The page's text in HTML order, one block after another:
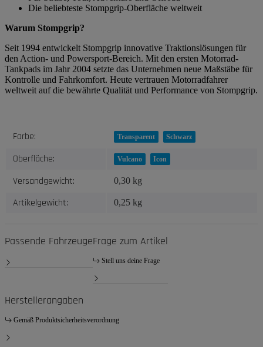
Die beliebteste Stompgrip-Oberfläche weltweit
Warum Stompgrip?
Seit 1994 entwickelt Stompgrip innovative Traktionslösungen für
den Action- und Powersport-Bereich. Mit den ersten Motorrad-
Tankpads im Jahr 2004 setzte das Unternehmen neue Maßstäbe für
Kontrolle und Fahrkomfort. Heute vertrauen Motorradfahrer
weltweit auf die bewährte Qualität und Performance von Stompgrip.
Produkteigenschaft
Wert
Farbe: Transparent Schwarz
Oberfläche: Vulcano Icon
Versandgewicht: 0,30 kg
Artikelgewicht: 0,25 kg
Passende FahrzeugeFrage zum Artikel
Stell uns deine Frage
Herstellerangaben
Gemäß Produktsicherheitsverordnung